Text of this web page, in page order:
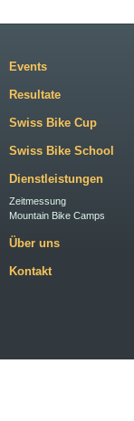
Events
Resultate
Swiss Bike Cup
Swiss Bike School
Dienstleistungen
Zeitmessung
Mountain Bike Camps
Über uns
Kontakt